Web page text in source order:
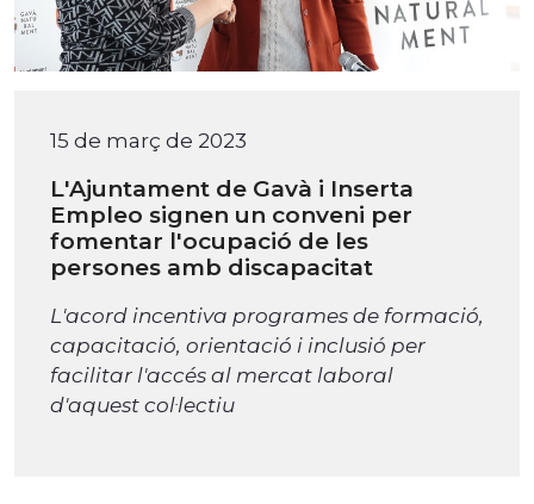
15 de març de 2023
L'Ajuntament de Gavà i Inserta
Empleo signen un conveni per
fomentar l'ocupació de les
persones amb discapacitat
L'acord incentiva programes de formació,
capacitació, orientació i inclusió per
facilitar l'accés al mercat laboral
d'aquest col·lectiu